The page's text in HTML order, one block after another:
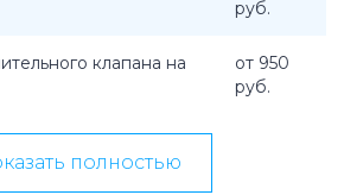
руб.
клапана на
от 950
руб.
полностью